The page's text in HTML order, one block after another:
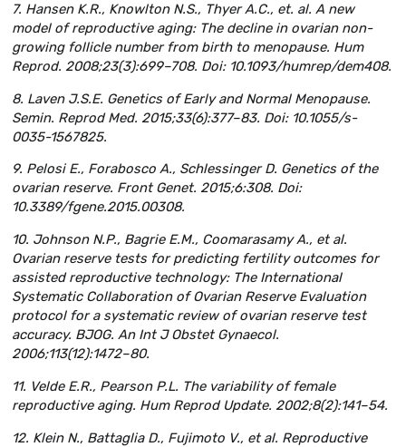
7. Hansen K.R., Knowlton N.S., Thyer A.C., et. al. A new
model of reproductive aging: The decline in ovarian non-
growing follicle number from birth to menopause. Hum
Reprod. 2008;23(3):699–708. Doi: 10.1093/humrep/dem408.
8. Laven J.S.E. Genetics of Early and Normal Menopause.
Semin. Reprod Med. 2015;33(6):377–83. Doi: 10.1055/s-
0035-1567825.
9. Pelosi E., Forabosco A., Schlessinger D. Genetics of the
ovarian reserve. Front Genet. 2015;6:308. Doi:
10.3389/fgene.2015.00308.
10. Johnson N.P., Bagrie E.M., Coomarasamy A., et al.
Ovarian reserve tests for predicting fertility outcomes for
assisted reproductive technology: The International
Systematic Collaboration of Ovarian Reserve Evaluation
protocol for a systematic review of ovarian reserve test
accuracy. BJOG. An Int J Obstet Gynaecol.
2006;113(12):1472–80.
11. Velde E.R., Pearson P.L. The variability of female
reproductive aging. Hum Reprod Update. 2002;8(2):141–54.
12. Klein N., Battaglia D., Fujimoto V., et al. Reproductive